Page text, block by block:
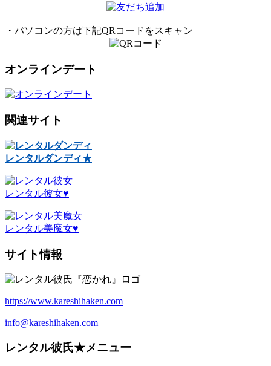
・パソコンの方は下記QRコードをスキャン
オンラインデート
関連サイト
レンタルダンディ★
レンタル彼女♥
レンタル美魔女♥
サイト情報
https://www.kareshihaken.com
info@kareshihaken.com
レンタル彼氏★メニュー